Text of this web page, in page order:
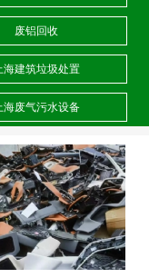
废铝回收
海建筑垃圾处置
海废气污水设备